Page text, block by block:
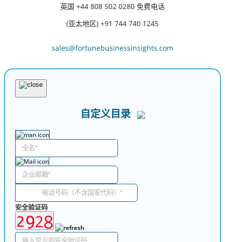
英国 +44 808 502 0280 免费电话
(亚太地区) +91 744 740 1245
sales@fortunebusinessinsights.com
自定义目录
安全验证码